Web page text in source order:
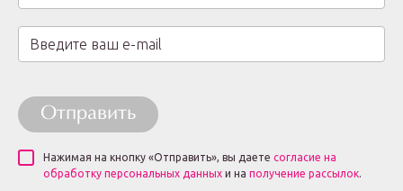
Отправить
Нажимая на кнопку «Отправить», вы даете согласие на
обработку персональных данных и на получение рассылок.